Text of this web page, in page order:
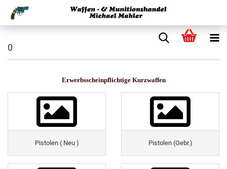
0
Erwerbsscheinpflichtige Kurzwaffen
Pistolen ( Neu ) Pistolen (Gebr.)